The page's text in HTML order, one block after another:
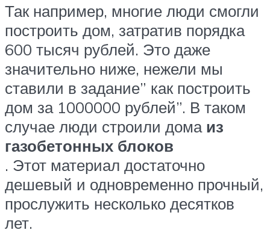
Так например, многие люди смогли
построить дом, затратив порядка
600 тысяч рублей. Это даже
значительно ниже, нежели мы
ставили в задание” как построить
дом за 1000000 рублей”. В таком
случае люди строили дома из
газобетонных блоков
. Этот материал достаточно
дешевый и одновременно прочный,
прослужить несколько десятков
лет.